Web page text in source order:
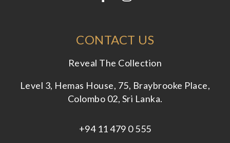
CONTACT US
Reveal The Collection
Level 3, Hemas House, 75, Braybrooke Place,
Colombo 02, Sri Lanka.
+94 11 479 0 555